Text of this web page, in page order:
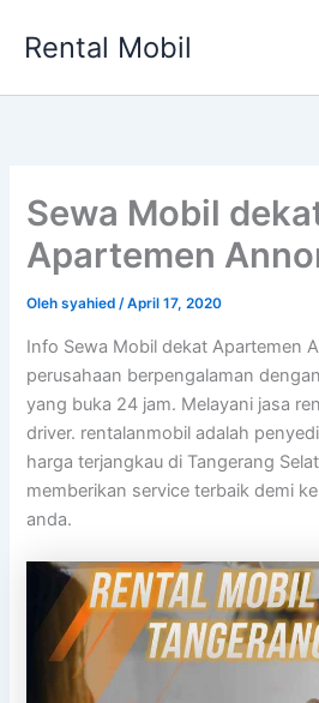
Rental Mobil
Sewa Mobil
Apartemen
Olehsyahied/April 17, 2020
Info Sewa Mobil dekat Apartemen
perusahaan berpengalaman
yang buka 24 jam. Melayani jasa
driver. rentalanmobil adalah
harga terjangkau di Tangerang
memberikan service terbaik demi
anda.